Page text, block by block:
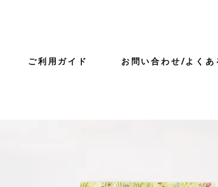
ご利用ガイド お問い合わせ/よくあ